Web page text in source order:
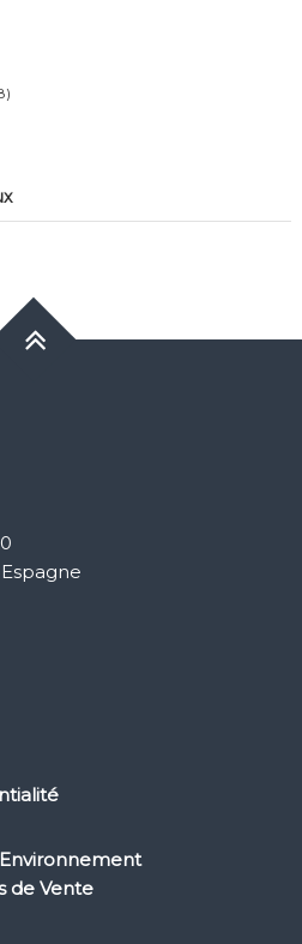
ité
de Vente